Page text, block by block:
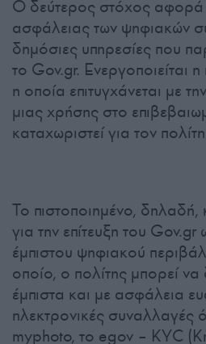
Ο δεύτερος στόχος αφορά
ασφάλειας των ψηφιακών
δημόσιες υπηρεσίες που
το Gov.gr. Ενεργοποιείται
η οποία επιτυγχάνεται με
μιας χρήσης στο
καταχωριστεί για τον
Το πιστοποιημένο, δηλαδή,
για την επίτευξη του
έμπιστου ψηφιακού
οποίο, ο πολίτης μπορεί να
έμπιστα και με ασφάλεια
ηλεκτρονικές συναλλαγές
myphoto, το egov – KYC